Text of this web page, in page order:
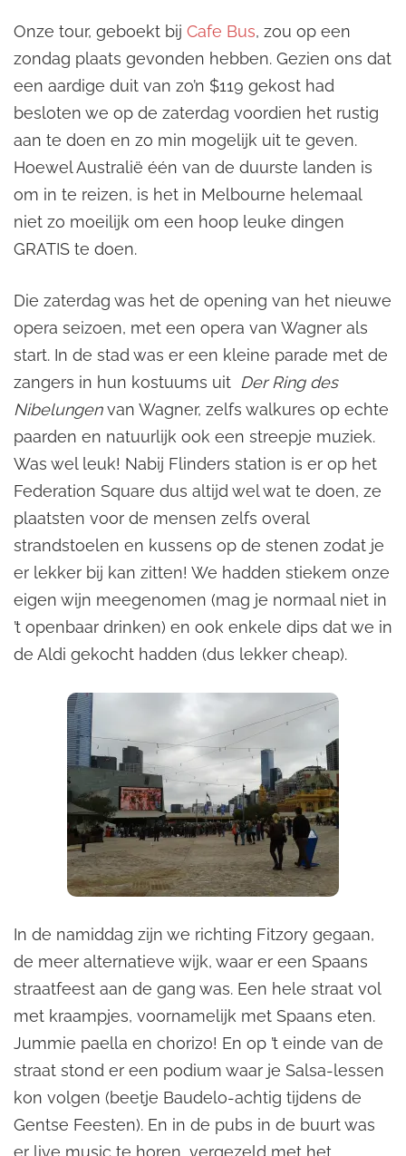
Onze tour, geboekt bij Cafe Bus, zou op een
zondag plaats gevonden hebben. Gezien ons dat
een aardige duit van zo’n $119 gekost had
besloten we op de zaterdag voordien het rustig
aan te doen en zo min mogelijk uit te geven.
Hoewel Australië één van de duurste landen is
om in te reizen, is het in Melbourne helemaal
niet zo moeilijk om een hoop leuke dingen
GRATIS te doen.
Die zaterdag was het de opening van het nieuwe
opera seizoen, met een opera van Wagner als
start. In de stad was er een kleine parade met de
zangers in hun kostuums uit Der Ring des
Nibelungenvan Wagner, zelfs walkures op echte
paarden en natuurlijk ook een streepje muziek.
Was wel leuk! Nabij Flinders station is er op het
Federation Square dus altijd wel wat te doen, ze
plaatsten voor de mensen zelfs overal
strandstoelen en kussens op de stenen zodat je
er lekker bij kan zitten! We hadden stiekem onze
eigen wijn meegenomen (mag je normaal niet in
’t openbaar drinken) en ook enkele dips dat we in
de Aldi gekocht hadden (dus lekker cheap).
In de namiddag zijn we richting Fitzory gegaan,
de meer alternatieve wijk, waar er een Spaans
straatfeest aan de gang was. Een hele straat vol
met kraampjes, voornamelijk met Spaans eten.
Jummie paella en chorizo! En op ’t einde van de
straat stond er een podium waar je Salsa-lessen
kon volgen (beetje Baudelo-achtig tijdens de
Gentse Feesten). En in de pubs in de buurt was
er live music te horen, vergezeld met het